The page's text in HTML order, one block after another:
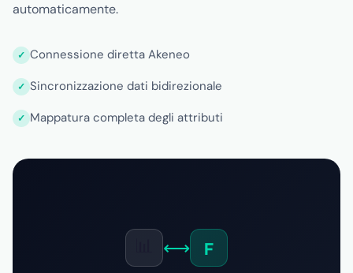
automaticamente.
Connessione diretta Akeneo
Sincronizzazione dati bidirezionale
Mappatura completa degli attributi
⟷ F